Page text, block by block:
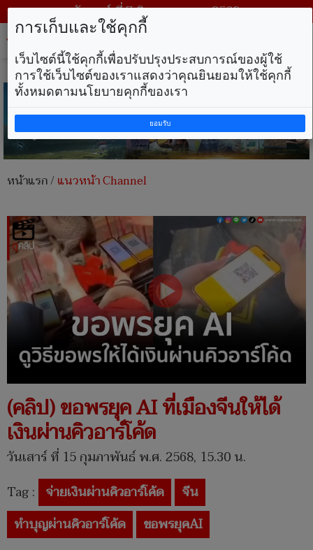
วันศุกร์ ที่ 7 สิงหาคม พ.ศ. 2569
หน้าแรก/แนวหน้า Channel
(คลิป) ขอพรยุค AI ที่เมืองจีนให้ได้
เงินผ่านคิวอาร์โค้ด
วันเสาร์ ที่ 15 กุมภาพันธ์ พ.ศ. 2568, 15.30 น.
Tag : จ่ายเงินผ่านคิวอาร์โค้ด
จีน
ทำบุญผ่านคิวอาร์โค้ด
ขอพรยุคAI
การเก็บและใช้คุกกี้
เว็บไซต์นี้ใช้คุกกี้เพื่อปรับปรุงประสบการณ์ของผู้ใช้
การใช้เว็บไซต์ของเราแสดงว่าคุณยินยอมให้ใช้คุกกี้
ทั้งหมดตามนโยบายคุกกี้ของเรา
ยอมรับ